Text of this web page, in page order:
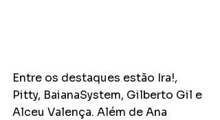
Entre os destaques estão Ira!,
Pitty, BaianaSystem, Gilberto Gil e
Alceu Valença. Além de Ana